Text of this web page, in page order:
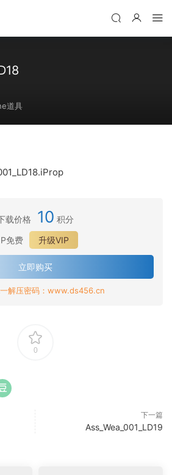
道具
载价格 10 积分
免费
升级VIP
立即购买
解压密码：www.ds456.cn
0
下一篇
Ass_Wea_001_LD19